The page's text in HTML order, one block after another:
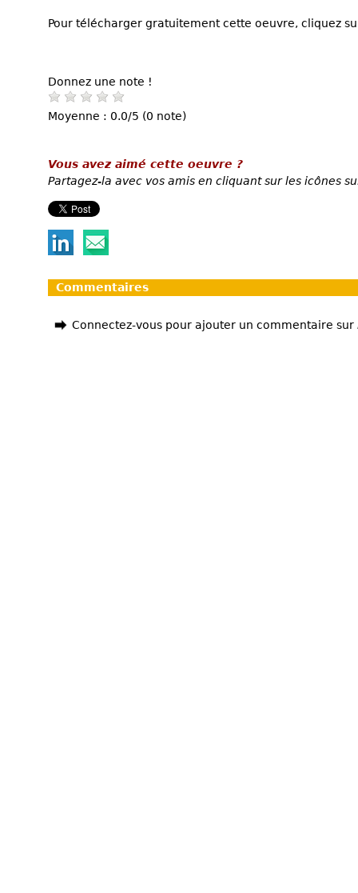
Pour télécharger gratuitement cette oeuvre, cliquez
Donnez une note !
Moyenne : 0.0/5 (0 note)
Vous avez aimé cette oeuvre ?
Partagez-la avec vos amis en cliquant sur les icônes
Commentaires
Connectez-vous pour ajouter un commentaire sur